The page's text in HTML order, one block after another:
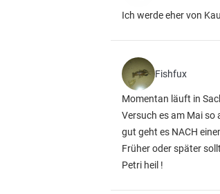
Ich werde eher von
Fishfux
Momentan läuft in
Versuch es am Mai
gut geht es NACH
Früher oder später
Petri heil !